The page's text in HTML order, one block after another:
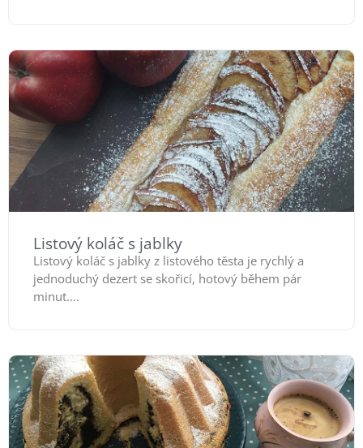
Listový koláč s jablky
Listový koláč s jablky z listového těsta je rychlý a
jednoduchý dezert se skořicí, hotový během pár
minut....